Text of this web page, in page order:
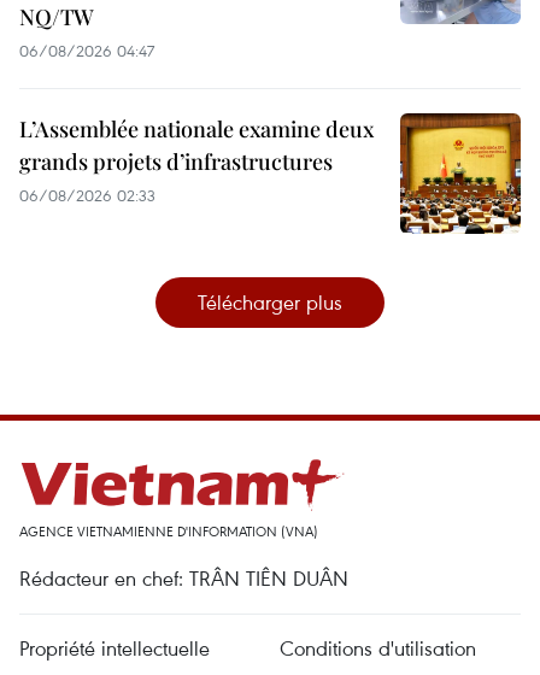
NQ/TW
06/08/2026 04:47
L’Assemblée nationale examine deux
grands projets d’infrastructures
06/08/2026 02:33
Télécharger plus
AGENCE VIETNAMIENNE D'INFORMATION (VNA)
Rédacteur en chef: TRÂN TIÊN DUÂN
Propriété intellectuelle
Conditions d'utilisation